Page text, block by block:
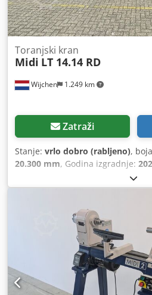
Wijchen 1.249 km
Toranjski kran
Midi LT 14.14 RD
Zatraži
Stanje: vrlo dobro (rabljeno),
20.300 mm, Godina izgradnje: